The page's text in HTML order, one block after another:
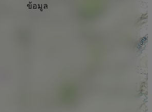
ข้อมูล